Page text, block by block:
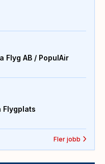
Flyg AB / PopulAir
Flygplats
Fler jobb